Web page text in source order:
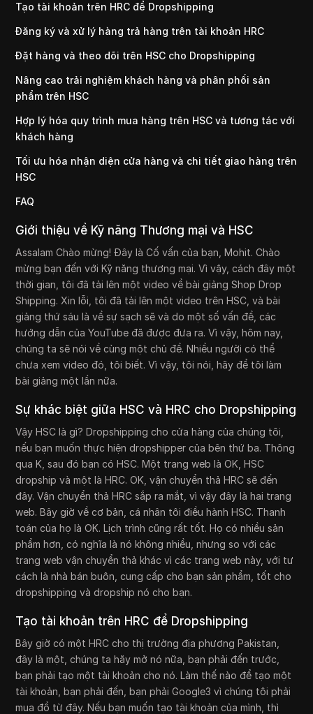
Tạo tài khoản trên HRC để Dropshipping
Đăng ký và xử lý hàng trả hàng trên tài khoản HRC
Đặt hàng và theo dõi trên HSC cho Dropshipping
Nâng cao trải nghiệm khách hàng và phân phối sản
phẩm trên HSC
Hợp lý hóa quy trình mua hàng trên HSC và tương tác với
khách hàng
Tối ưu hóa nhận diện cửa hàng và chi tiết giao hàng trên
HSC
FAQ
Giới thiệu về Kỹ năng Thương mại và HSC
Assalam Chào mừng! Đây là Cố vấn của bạn, Mohit. Chào
mừng bạn đến với Kỹ năng thương mại. Vì vậy, cách đây một
thời gian, tôi đã tải lên một video về bài giảng Shop Drop
Shipping. Xin lỗi, tôi đã tải lên một video trên HSC, và bài
giảng thứ sáu là về sự sạch sẽ và do một số vấn đề, các
hướng dẫn của YouTube đã được đưa ra. Vì vậy, hôm nay,
chúng ta sẽ nói về cùng một chủ đề. Nhiều người có thể
chưa xem video đó, tôi biết. Vì vậy, tôi nói, hãy để tôi làm
bài giảng một lần nữa.
Sự khác biệt giữa HSC và HRC cho Dropshipping
Vậy HSC là gì? Dropshipping cho cửa hàng của chúng tôi,
nếu bạn muốn thực hiện dropshipper của bên thứ ba. Thông
qua K, sau đó bạn có HSC. Một trang web là OK, HSC
dropship và một là HRC. OK, vận chuyển thả HRC sẽ đến
đây. Vận chuyển thả HRC sắp ra mắt, vì vậy đây là hai trang
web. Bây giờ về cơ bản, cá nhân tôi điều hành HSC. Thanh
toán của họ là OK. Lịch trình cũng rất tốt. Họ có nhiều sản
phẩm hơn, có nghĩa là nó không nhiều, nhưng so với các
trang web vận chuyển thả khác vì các trang web này, với tư
cách là nhà bán buôn, cung cấp cho bạn sản phẩm, tốt cho
dropshipping và dropship nó cho bạn.
Tạo tài khoản trên HRC để Dropshipping
Bây giờ có một HRC cho thị trường địa phương Pakistan,
đây là một, chúng ta hãy mở nó nữa, bạn phải đến trước,
bạn phải tạo một tài khoản cho nó. Làm thế nào để tạo một
tài khoản, bạn phải đến, bạn phải Google3 vì chúng tôi phải
mua đồ từ đây. Nếu bạn muốn tạo tài khoản của mình, thì